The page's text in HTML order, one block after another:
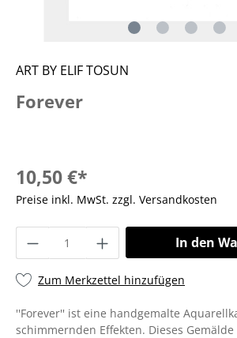
ART BY ELIF TOSUN
Forever
10,50 €*
Preise inkl. MwSt. zzgl. Versandkosten
In den
Zum Merkzettel hinzufügen
''Forever'' ist eine handgemalte
schimmernden Effekten. Dieses